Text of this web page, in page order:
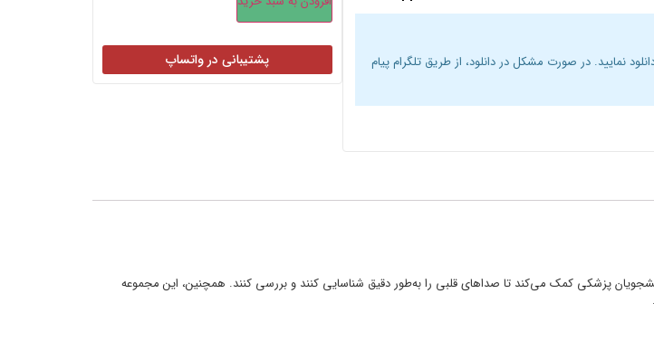
نمایید. در صورت مشکل در دانلود، از طریق تلگرام پیام
پشتیبانی در واتساپ
پزشکی کمک می‌کند تا صداهای قلبی را به‌طور دقیق شناسایی کنند و بررسی کنند. همچنین، این مجموعه